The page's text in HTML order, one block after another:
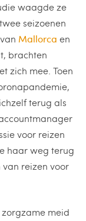
waagde ze
seizoenen
Mallorca en
brachten
zich mee. Toen
terug als
voor reizen
haar weg terug
reizen voor
meid